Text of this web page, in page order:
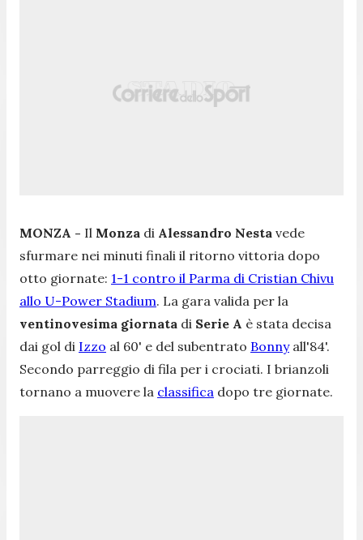
MONZA - Il Monza di Alessandro Nesta vede
sfurmare nei minuti finali il ritorno vittoria dopo
otto giornate: 1-1 contro il Parma di Cristian Chivu
allo U-Power Stadium. La gara valida per la
ventinovesima giornata di Serie A è stata decisa
dai gol di Izzo al 60' e del subentrato Bonnyall'84'.
Secondo parreggio di fila per i crociati. I brianzoli
tornano a muovere la classifica dopo tre giornate.